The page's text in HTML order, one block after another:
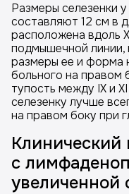
Размеры селезенки
составляют 12 см в
расположена вдоль
подмышечной линии,
размеры ее и форма
больного на правом
тупость между IX и
селезенку лучше
на правом боку при
Клинический
с
увеличенной